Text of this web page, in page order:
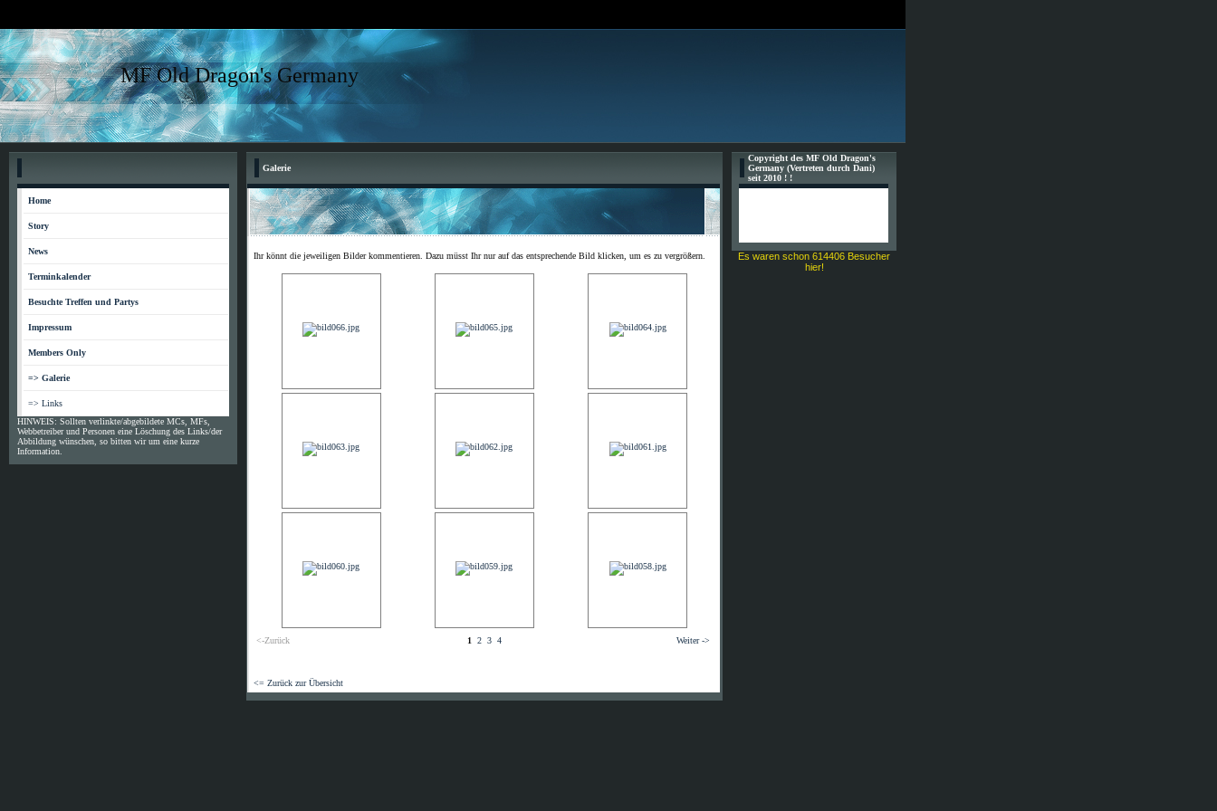
MF Old Dragon's Germany
Home
Story
News
Terminkalender
Besuchte Treffen und Partys
Impressum
Members Only
=> Galerie
=> Links
HINWEIS: Sollten verlinkte/abgebildete MCs, MFs,
Webbetreiber und Personen eine Löschung des Links/der
Abbildung wünschen, so bitten wir um eine kurze
Information.
Galerie
Ihr könnt die jeweiligen Bilder kommentieren. Dazu müsst Ihr nur auf das entsprechende Bild klicken, um es zu vergrößern.
<-Zurück 1 2 3 4 Weiter ->
<= Zurück zur Übersicht
Copyright des MF Old Dragon's
Germany (Vertreten durch Dani)
seit 2010 ! !
Es waren schon 614406 Besucher
hier!